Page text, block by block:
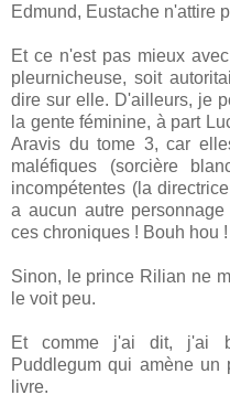
Edmund, Eustache n'attire
Et ce n'est pas mieux
pleurnicheuse, soit
dire sur elle. D'ailleurs, je
la gente féminine, à part
Aravis du tome 3, car
maléfiques (sorcière
incompétentes (la
a aucun autre
ces chroniques ! Bouh hou !
Sinon, le prince Rilian ne
le voit peu.
Et comme j'ai dit, j'ai
Puddlegum qui amène un
livre.